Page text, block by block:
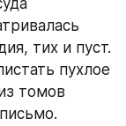
тих и пуст.
пухлое
томов